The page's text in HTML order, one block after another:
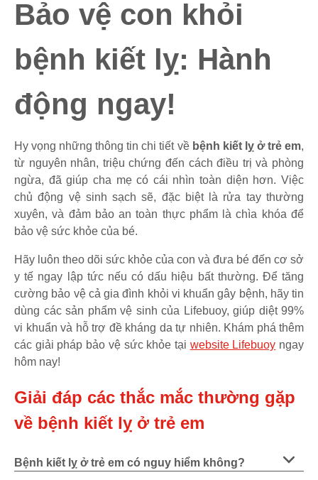
Bảo vệ con khỏi
bệnh kiết lỵ: Hành
động ngay!
Hy vọng những thông tin chi tiết về bệnh kiết lỵ ở trẻ em,
từ nguyên nhân, triệu chứng đến cách điều trị và phòng
ngừa, đã giúp cha mẹ có cái nhìn toàn diện hơn. Việc
chủ động vệ sinh sạch sẽ, đặc biệt là rửa tay thường
xuyên, và đảm bảo an toàn thực phẩm là chìa khóa để
bảo vệ sức khỏe của bé.
Hãy luôn theo dõi sức khỏe của con và đưa bé đến cơ sở
y tế ngay lập tức nếu có dấu hiệu bất thường. Để tăng
cường bảo vệ cả gia đình khỏi vi khuẩn gây bệnh, hãy tin
dùng các sản phẩm vệ sinh của Lifebuoy, giúp diệt 99%
vi khuẩn và hỗ trợ đề kháng da tự nhiên. Khám phá thêm
các giải pháp bảo vệ sức khỏe tại website Lifebuoy ngay
hôm nay!
Giải đáp các thắc mắc thường gặp
về bệnh kiết lỵ ở trẻ em
Bệnh kiết lỵ ở trẻ em có nguy hiểm không?